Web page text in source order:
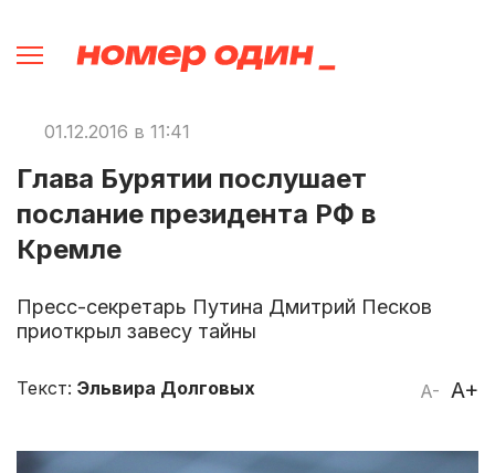
01.12.2016 в 11:41
Глава Бурятии послушает
послание президента РФ в
Кремле
Пресс-секретарь Путина Дмитрий Песков
приоткрыл завесу тайны
A- A+
Текст: Эльвира Долговых